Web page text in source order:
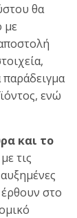
θα
με
ενώ
και το
τις
στο